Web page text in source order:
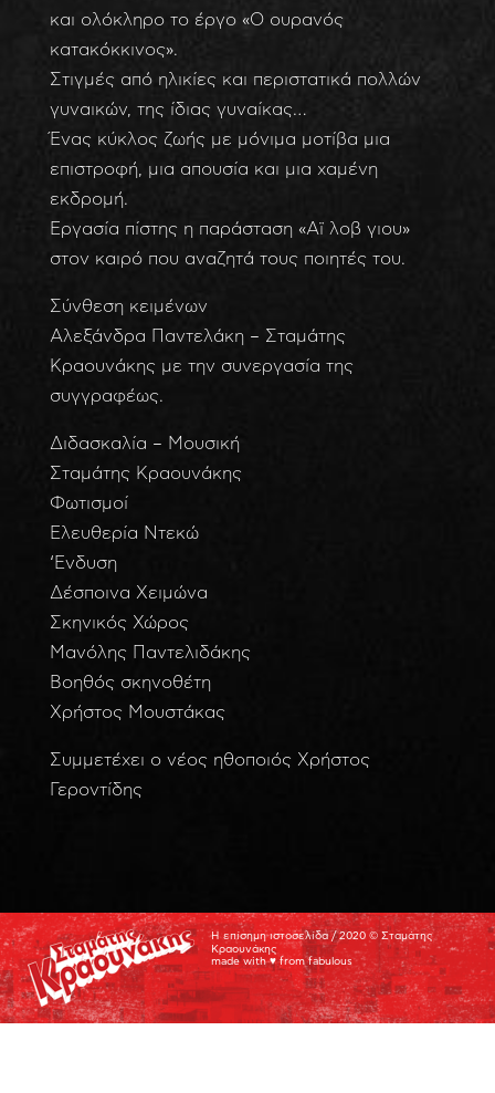
και ολόκληρο το έργο «Ο ουρανός
κατακόκκινος».
Στιγμές από ηλικίες και περιστατικά πολλών
γυναικών, της ίδιας γυναίκας…
Ένας κύκλος ζωής με μόνιμα μοτίβα μια
επιστροφή, μια απουσία και μια χαμένη
εκδρομή.
Εργασία πίστης η παράσταση «Αϊ λοβ γιου»
στον καιρό που αναζητά τους ποιητές του.
Σύνθεση κειμένων
Αλεξάνδρα Παντελάκη – Σταμάτης
Κραουνάκης με την συνεργασία της
συγγραφέως.
Διδασκαλία – Μουσική
Σταμάτης Κραουνάκης
Φωτισμοί
Ελευθερία Ντεκώ
‘Ενδυση
Δέσποινα Χειμώνα
Σκηνικός Χώρος
Μανόλης Παντελιδάκης
Βοηθός σκηνοθέτη
Χρήστος Μουστάκας
Συμμετέχει ο νέος ηθοποιός Χρήστος
Γεροντίδης
Η επίσημη ιστοσελίδα / 2020 © Σταμάτης
Κραουνάκης
made with ♥️ fromfabulous